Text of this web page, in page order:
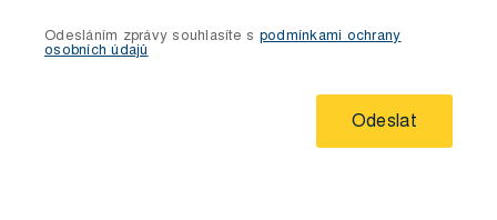
Odesláním zprávy souhlasíte s podmínkami ochrany
osobních údajů